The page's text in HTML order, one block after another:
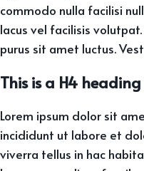
commodo nulla facilisi
lacus vel facilisis
purus sit amet luctus.
This is a H4 heading
Lorem ipsum dolor sit
incididunt ut labore et
viverra tellus in hac